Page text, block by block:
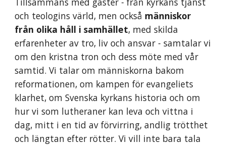
och teologins värld, men också människor
från olika håll i samhället, med skilda
erfarenheter av tro, liv och ansvar - samtalar vi
om den kristna tron och dess möte med vår
samtid. Vi talar om människorna bakom
reformationen, om kampen för evangeliets
klarhet, om Svenska kyrkans historia och om
hur vi som lutheraner kan leva och vittna i
dag, mitt i en tid av förvirring, andlig trötthet
och längtan efter rötter. Vi vill inte bara tala